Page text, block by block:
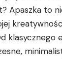
Apaszka ​to
klasycznego